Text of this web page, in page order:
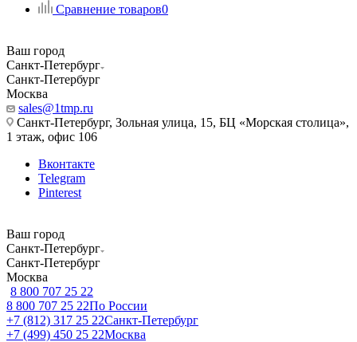
Сравнение товаров0
Ваш город
Санкт-Петербург
Санкт-Петербург
Москва
sales@1tmp.ru
Санкт-Петербург, Зольная улица, 15, БЦ «Морская столица»,
1 этаж, офис 106
Вконтакте
Telegram
Pinterest
Ваш город
Санкт-Петербург
Санкт-Петербург
Москва
8 800 707 25 22
8 800 707 25 22По России
+7 (812) 317 25 22Санкт-Петербург
+7 (499) 450 25 22Москва